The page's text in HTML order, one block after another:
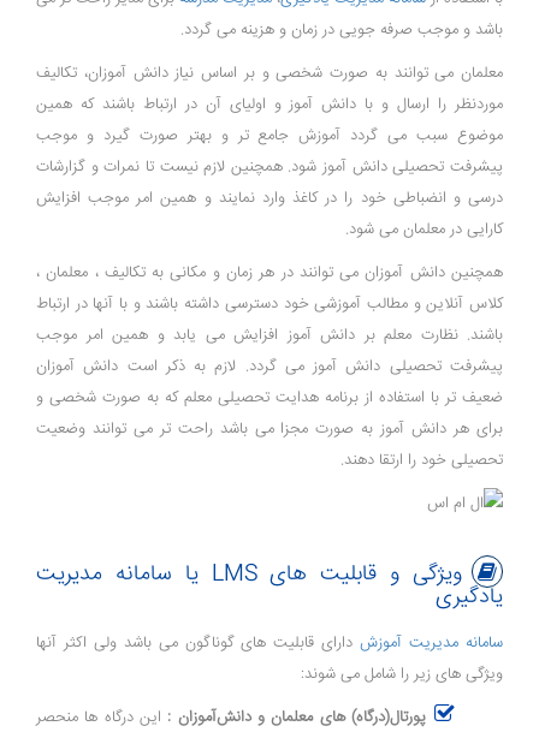
باشد و موجب صرفه جویی در زمان و هزینه می گردد.
معلمان می توانند به صورت شخصی و بر اساس نیاز دانش آموزان، تکالیف
موردنظر را ارسال و با دانش آموز و اولیای آن در ارتباط باشند که همین
موضوع سبب می گردد آموزش جامع تر و بهتر صورت گیرد و موجب
پیشرفت تحصیلی دانش آموز شود. همچنین لازم نیست تا نمرات و گزارشات
درسی و انضباطی خود را در کاغذ وارد نمایند و همین امر موجب افزایش
کارایی در معلمان می شود.
همچنین دانش آموزان می توانند در هر زمان و مکانی به تکالیف ، معلمان ،
کلاس آنلاین و مطالب آموزشی خود دسترسی داشته باشند و با آنها در ارتباط
باشند. نظارت معلم بر دانش آموز افزایش می یابد و همین امر موجب
پیشرفت تحصیلی دانش آموز می گردد. لازم به ذکر است دانش آموزان
ضعیف تر با استفاده از برنامه هدایت تحصیلی معلم که به صورت شخصی و
برای هر دانش آموز به صورت مجزا می باشد راحت تر می توانند وضعیت
تحصیلی خود را ارتقا دهند.
ویژگی و قابلیت های LMS یا سامانه مدیریت
یادگیری
سامانه مدیریت آموزشدارای قابلیت های گوناگون می باشد ولی اکثر آنها
ویژگی های زیر را شامل می شوند:
پورتال(درگاه) های معلمان و دانش‌آموزان : این درگاه ها منحصر